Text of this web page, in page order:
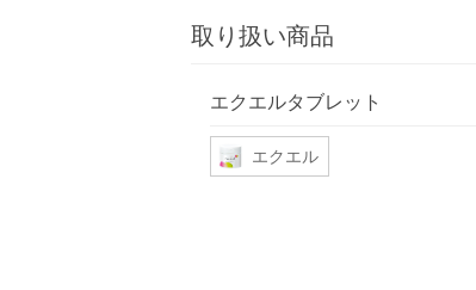
取り扱い商品
エクエルタブレット
エクエル